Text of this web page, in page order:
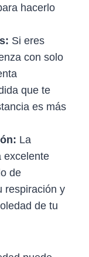
hacerlo
Si eres
con solo
que te
es más
La
excelente
de
respiración y
de tu